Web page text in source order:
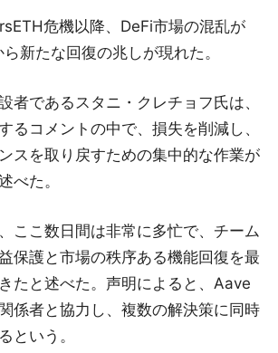
危機以降、DeFi市場の混乱が
新たな回復の兆しが現れた。
者であるスタニ・クレチョフ氏は、
るコメントの中で、損失を削減し、
スを取り戻すための集中的な作業が
べた。
ここ数日間は非常に多忙で、チーム
保護と市場の秩序ある機能回復を最
たと述べた。声明によると、Aave
係者と協力し、複数の解決策に同時
という。